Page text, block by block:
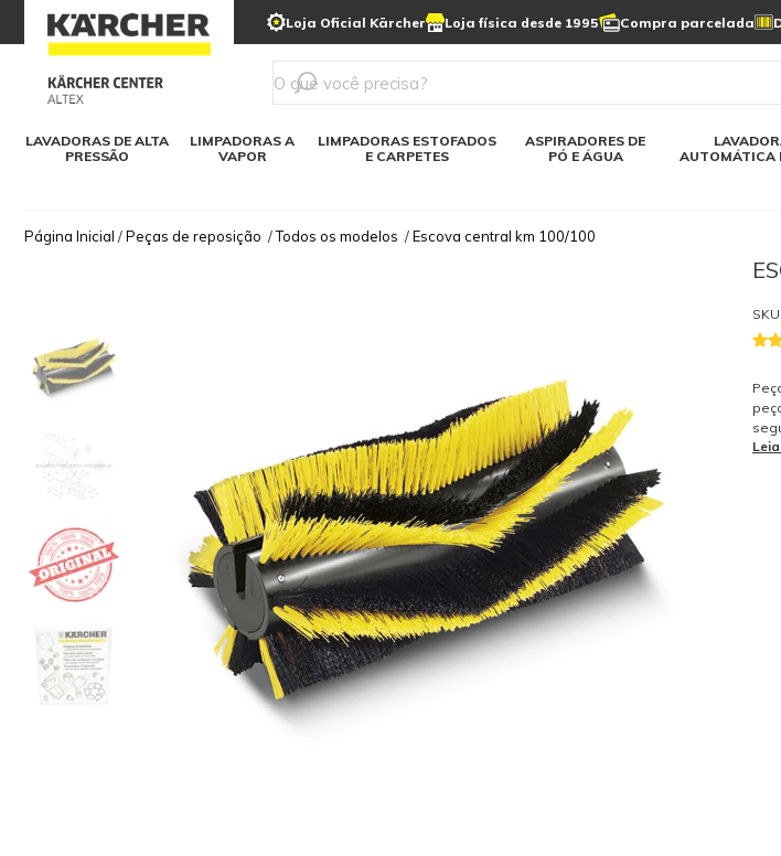
Loja Oficial Kärcher Loja física desde 1995 Compra parcelada
LAVADORAS DE ALTA
PRESSÃO
Detergentes
Linha a bateria
LIMPADORAS A
VAPOR
LIMPADORAS ESTOFADOS
E CARPETES
ASPIRADORES DE
PÓ E ÁGUA
Linha a bateria
AUTOMÁTICA
Lavadoras automática
Varredeiras automática
Varredeiras automática
Kärcher para o lar Soluções digitais
Limpeza de painel
solar
Página Inicial /Peças de reposição /Todos os modelos /Escova central km 100/100
SKU